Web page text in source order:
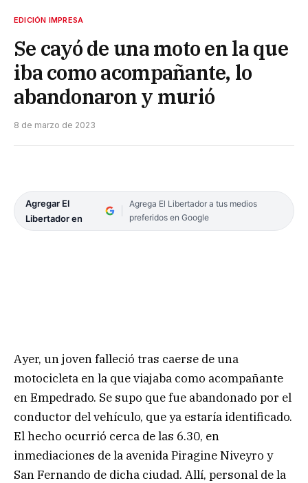
EDICIÓN IMPRESA
Se cayó de una moto en la que
iba como acompañante, lo
abandonaron y murió
8 de marzo de 2023
Agregar El
Libertador en
Agrega El Libertador a tus medios
preferidos en Google
Ayer, un joven falleció tras caerse de una
motocicleta en la que viajaba como acompañante
en Empedrado. Se supo que fue abandonado por el
conductor del vehículo, que ya estaría identificado.
El hecho ocurrió cerca de las 6.30, en
inmediaciones de la avenida Piragine Niveyro y
San Fernando de dicha ciudad. Allí, personal de la